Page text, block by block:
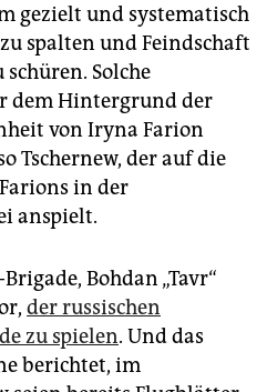
gezielt und systematisch
spalten und Feindschaft
Solche
dem Hintergrund der
von Iryna Farion
Tschernew, der auf die
in der
anspielt.
Bohdan „Tavr“
der russischen
zu spielen. Und das
berichtet, im